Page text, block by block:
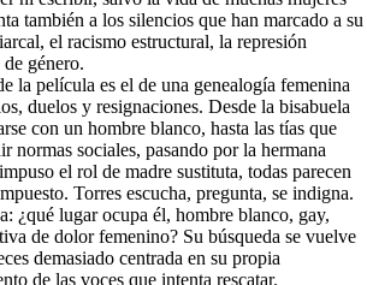
también a los silencios que han marcado a su
el racismo estructural, la represión
género.
la película es el de una genealogía femenina
duelos y resignaciones. Desde la bisabuela
con un hombre blanco, hasta las tías que
normas sociales, pasando por la hermana
el rol de madre sustituta, todas parecen
Torres escucha, pregunta, se indigna.
¿qué lugar ocupa él, hombre blanco, gay,
de dolor femenino? Su búsqueda se vuelve
demasiado centrada en su propia
de las voces que intenta rescatar.